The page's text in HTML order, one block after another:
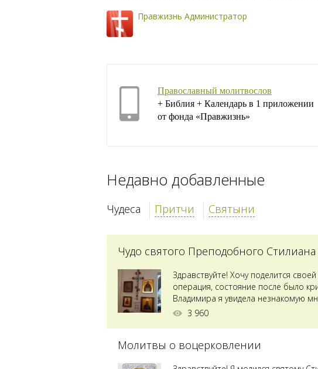
Правжизнь Администратор
Православный молитвослов
+ Библия + Календарь в 1 приложении
от фонда «Правжизнь»
Недавно добавленные
Чудеса Притчи Святыни
Чудо святого Преподобного
Здравствуйте! Хочу поделится
операция, состояние после было
Владимира я увидела незнакомую
Преподобного...
3 960
Молитвы о воцерковлении